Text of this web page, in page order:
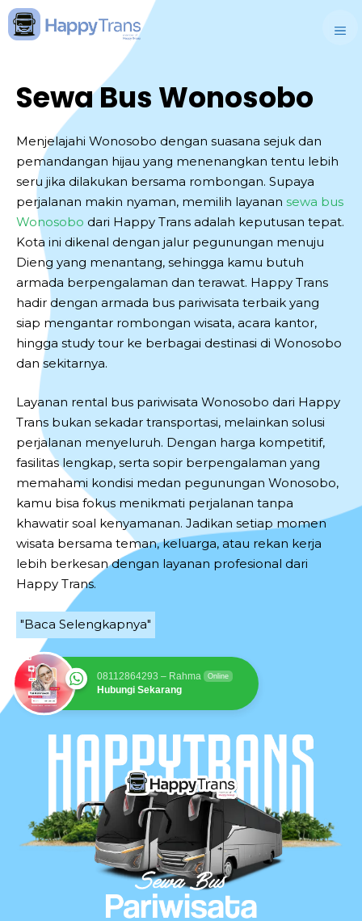
Skip
to
Sewa Bus Wonosobo
Menjelajahi Wonosobo dengan suasana sejuk dan
pemandangan hijau yang menenangkan tentu lebih
seru jika dilakukan bersama rombongan. Supaya
perjalanan makin nyaman, memilih layanan sewa bus
Wonosobo dari Happy Trans adalah keputusan tepat.
Kota ini dikenal dengan jalur pegunungan menuju
Dieng yang menantang, sehingga kamu butuh
armada berpengalaman dan terawat. Happy Trans
hadir dengan armada bus pariwisata terbaik yang
siap mengantar rombongan wisata, acara kantor,
hingga study tour ke berbagai destinasi di Wonosobo
dan sekitarnya.
Layanan rental bus pariwisata Wonosobo dari Happy
Trans bukan sekadar transportasi, melainkan solusi
perjalanan menyeluruh. Dengan harga kompetitif,
fasilitas lengkap, serta sopir berpengalaman yang
memahami kondisi medan pegunungan Wonosobo,
kamu bisa fokus menikmati perjalanan tanpa
khawatir soal kenyamanan. Jadikan setiap momen
wisata bersama teman, keluarga, atau rekan kerja
lebih berkesan dengan layanan profesional dari
Happy Trans.
"Baca Selengkapnya"
08112864293 – Rahma Online
Hubungi Sekarang